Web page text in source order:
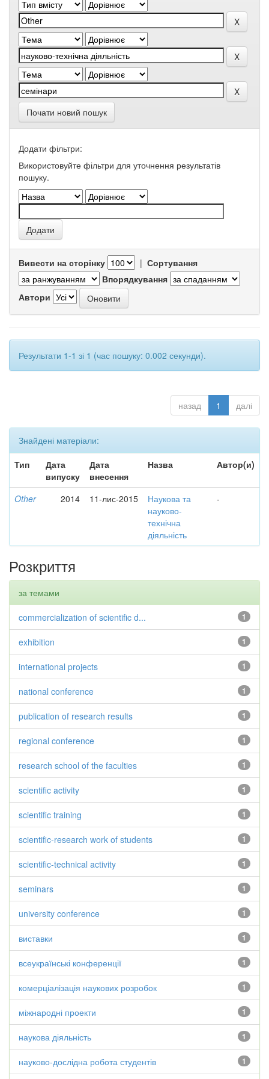
Почати новий пошук
Додати фільтри:
Використовуйте фільтри для уточнення результатів
пошуку.
Вивести на сторінку | Сортування
Впорядкування
Автори
Результати 1-1 зі 1 (час пошуку: 0.002 секунди).
назад 1 далі
Знайдені матеріали:
Тип
Дата
випуску
Дата
внесення
Назва Автор(и)
Other 2014 11-лис-2015
Наукова та
науково-
технічна
діяльність
-
Розкриття
за темами
1
commercialization of scientific d...
1
exhibition
1
international projects
1
national conference
1
publication of research results
1
regional conference
1
research school of the faculties
1
scientific activity
1
scientific training
1
scientific-research work of students
1
scientific-technical activity
1
seminars
1
university conference
1
виставки
1
всеукраїнські конференції
1
комерціалізація наукових розробок
1
міжнародні проекти
1
наукова діяльність
1
науково-дослідна робота студентів